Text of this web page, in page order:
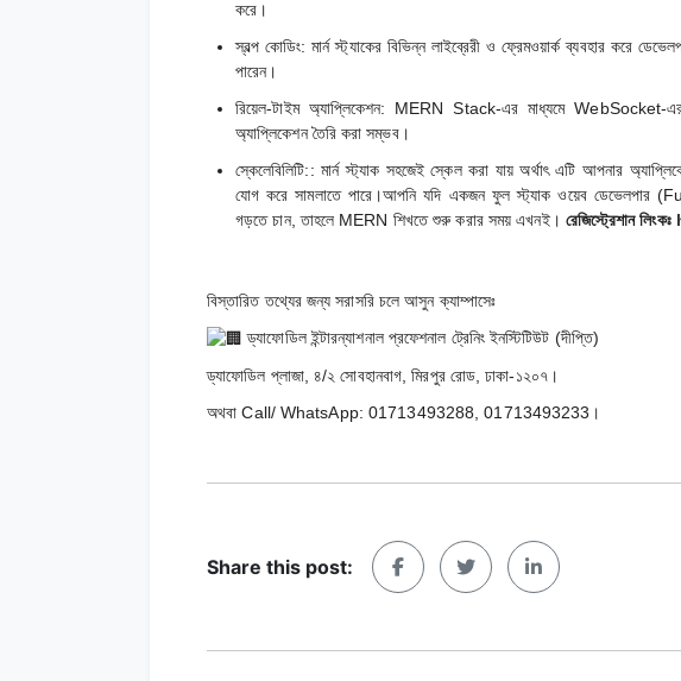
করে।
স্বল্প কোডিং: মার্ন স্ট্যাকের বিভিন্ন লাইব্রেরী ও ফ্রেমওয়ার্ক ব্যবহার করে
পারেন।
রিয়েল-টাইম অ্যাপ্লিকেশন: MERN Stack-এর মাধ্যমে WebSocket-এর
অ্যাপ্লিকেশন তৈরি করা সম্ভব।
স্কেলেবিলিটি:: মার্ন স্ট্যাক সহজেই স্কেল করা যায় অর্থাৎ এটি আপনার
যোগ করে সামলাতে পারে।আপনি যদি একজন ফুল স্ট্যাক ওয়েব ডেভেলপার
গড়তে চান, তাহলে MERN শিখতে শুরু করার সময় এখনই। রেজিস্ট্রেশান লিংকঃ
বিস্তারিত তথ্যের জন্য সরাসরি চলে আসুন ক্যাম্পাসেঃ
ড্যাফোডিল ইন্টারন্যাশনাল প্রফেশনাল ট্রেনিং ইনস্টিটিউট (দীপ্তি)
ড্যাফোডিল প্লাজা, ৪/২ সোবহানবাগ, মিরপুর রোড, ঢাকা-১২০৭।
অথবা Call/ WhatsApp: 01713493288, 01713493233।
Share this post: